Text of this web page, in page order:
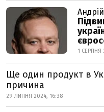
1 СЕРПНЯ
Ще один продукт в
причина
29 ЛИПНЯ 2024, 16:38